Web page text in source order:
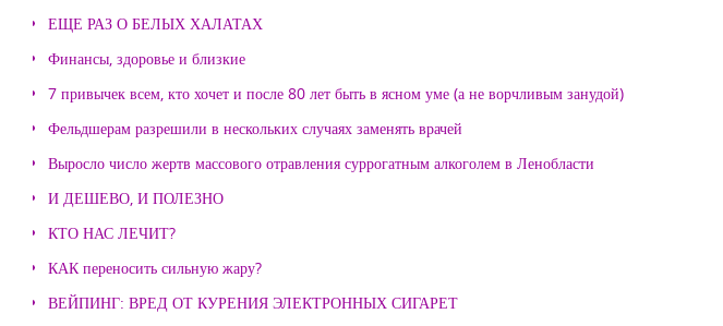
ЕЩЕ РАЗ О БЕЛЫХ ХАЛАТАХ
Финансы, здоровье и близкие
7 привычек всем, кто хочет и после 80 лет быть в ясном уме (а не ворчливым занудой)
Фельдшерам разрешили в нескольких случаях заменять врачей
Выросло число жертв массового отравления суррогатным алкоголем в Ленобласти
И ДЕШЕВО, И ПОЛЕЗНО
КТО НАС ЛЕЧИТ?
КАК переносить сильную жару?
ВЕЙПИНГ: ВРЕД ОТ КУРЕНИЯ ЭЛЕКТРОННЫХ СИГАРЕТ